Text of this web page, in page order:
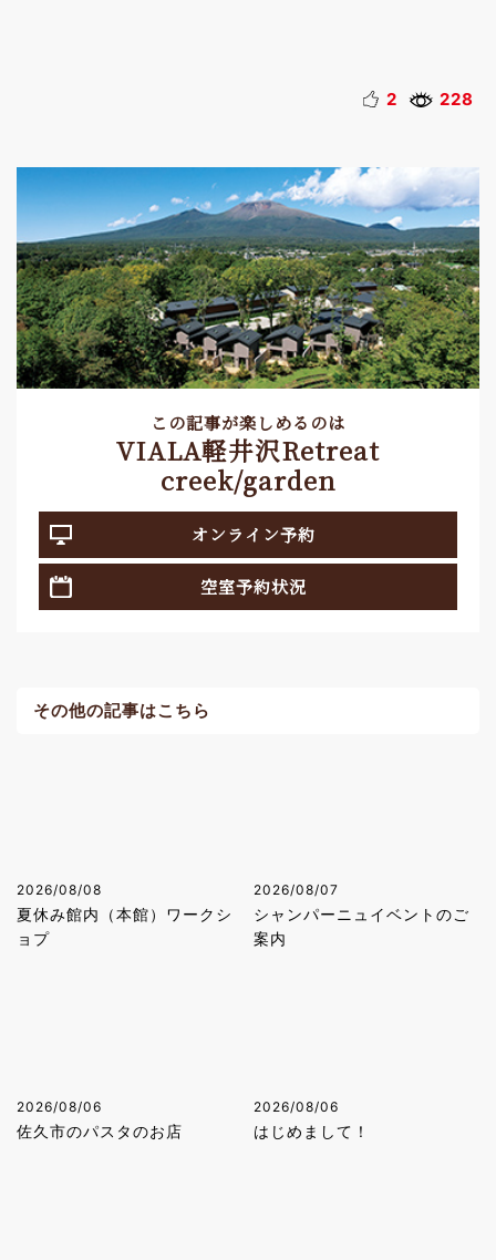
2 228
この記事が楽しめるのは
VIALA軽井沢Retreat
creek/garden
オンライン予約
空室予約状況
その他の記事はこちら
2026/08/08
夏休み館内（本館）ワークシ
ョプ
2026/08/07
シャンパーニュイベントのご
案内
2026/08/06
佐久市のパスタのお店
2026/08/06
はじめまして！